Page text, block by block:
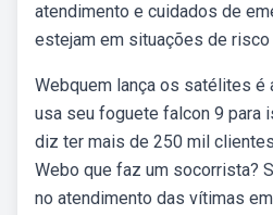
atendimento e cuidados de
estejam em situações de risco
Webquem lança os satélites é
usa seu foguete falcon 9 para
diz ter mais de 250 mil
Webo que faz um socorrista?
no atendimento das vítimas